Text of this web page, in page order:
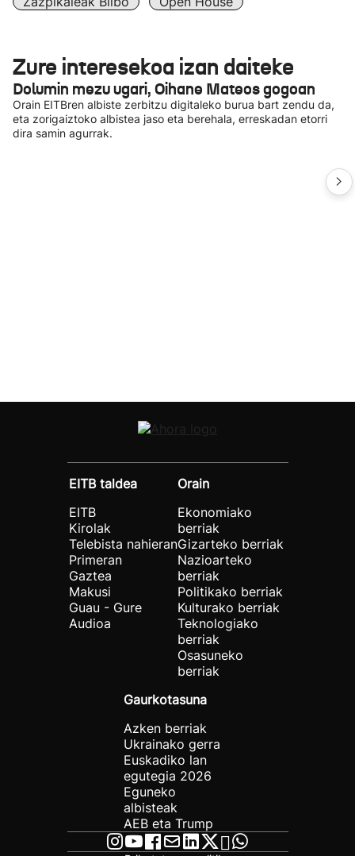
Zure interesekoa izan daiteke
Dolumin mezu ugari, Oihane Mateos gogoan
Orain EITBren albiste zerbitzu digitaleko burua bart zendu da,
eta zorigaiztoko albistea jaso eta berehala, erreskadan etorri
dira samin agurrak.
EITB taldea
EITB
Kirolak
Telebista nahieran
Primeran
Gaztea
Makusi
Guau - Gure
Audioa
Orain
Ekonomiako
berriak
Gizarteko berriak
Nazioarteko
berriak
Politikako berriak
Kulturako berriak
Teknologiako
berriak
Osasuneko
berriak
Gaurkotasuna
Azken berriak
Ukrainako gerra
Euskadiko lan
egutegia 2026
Eguneko
albisteak
AEB eta Trump